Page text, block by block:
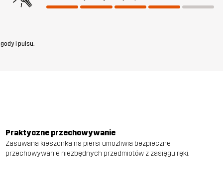
i pulsu.
Praktyczne przechowywanie
Zasuwana kieszonka na piersi umożliwia bezpieczne
przechowywanie niezbędnych przedmiotów z zasięgu ręki.